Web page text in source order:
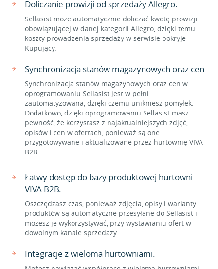
Doliczanie prowizji od sprzedaży Allegro.
Sellasist może automatycznie doliczać kwotę prowizji
obowiązującej w danej kategorii Allegro, dzięki temu
koszty prowadzenia sprzedaży w serwisie pokryje
Kupujący.
Synchronizacja stanów magazynowych oraz cen
Synchronizacja stanów magazynowych oraz cen w
oprogramowaniu Sellasist jest w pełni
zautomatyzowana, dzięki czemu unikniesz pomyłek.
Dodatkowo, dzięki oprogramowaniu Sellasist masz
pewność, że korzystasz z najaktualniejszych zdjęć,
opisów i cen w ofertach, ponieważ są one
przygotowywane i aktualizowane przez hurtownię VIVA
B2B.
Łatwy dostęp do bazy produktowej hurtowni
VIVA B2B.
Oszczędzasz czas, ponieważ zdjęcia, opisy i warianty
produktów są automatyczne przesyłane do Sellasist i
możesz je wykorzystywać, przy wystawianiu ofert w
dowolnym kanale sprzedaży.
Integracje z wieloma hurtowniami.